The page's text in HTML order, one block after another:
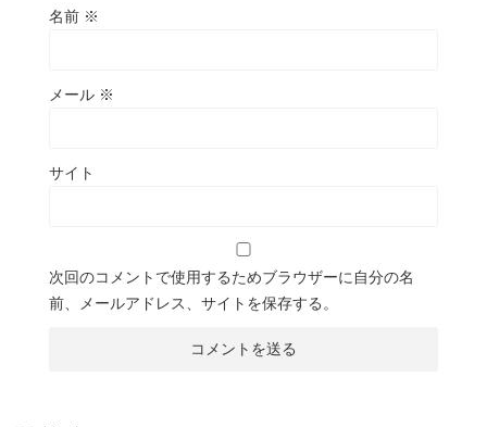
名前 ※
メール ※
サイト
次回のコメントで使用するためブラウザーに自分の名
前、メールアドレス、サイトを保存する。